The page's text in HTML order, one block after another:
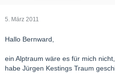
5. März 2011
Hallo Bernward,
ein Alptraum wäre es für mich
habe Jürgen Kestings Traum